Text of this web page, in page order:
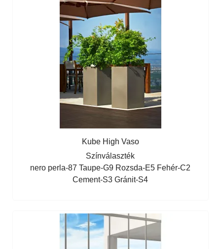
Kube High Vaso
Színválaszték
nero perla-87Taupe-G9 Rozsda-E5 Fehér-C2
Cement-S3Gránit-S4